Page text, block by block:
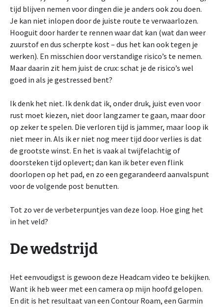
tijd blijven nemen voor dingen die je anders ook zou doen.
Je kan niet inlopen door de juiste route te verwaarlozen.
Hooguit door harder te rennen waar dat kan (wat dan weer
zuurstof en dus scherpte kost – dus het kan ook tegen je
werken). En misschien door verstandige risico’s te nemen.
Maar daarin zit hem juist de crux: schat je de risico’s wel
goed in als je gestressed bent?
Ik denk het niet. Ik denk dat ik, onder druk, juist even voor
rust moet kiezen, niet door langzamer te gaan, maar door
op zeker te spelen. Die verloren tijd is jammer, maar loop ik
niet meer in. Als ik er niet nog meer tijd door verlies is dat
de grootste winst. En het is vaak al twijfelachtig of
doorsteken tijd oplevert; dan kan ik beter even flink
doorlopen op het pad, en zo een gegarandeerd aanvalspunt
voor de volgende post benutten.
Tot zo ver de verbeterpuntjes van deze loop. Hoe ging het
in het veld?
De wedstrijd
Het eenvoudigst is gewoon deze Headcam video te bekijken.
Want ik heb weer met een camera op mijn hoofd gelopen.
En dit is het resultaat van een Contour Roam, een Garmin